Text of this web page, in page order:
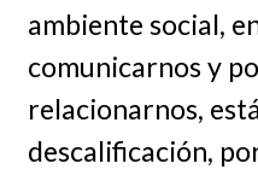
ambiente social,
comunicarnos y
relacionarnos,
descalificación,